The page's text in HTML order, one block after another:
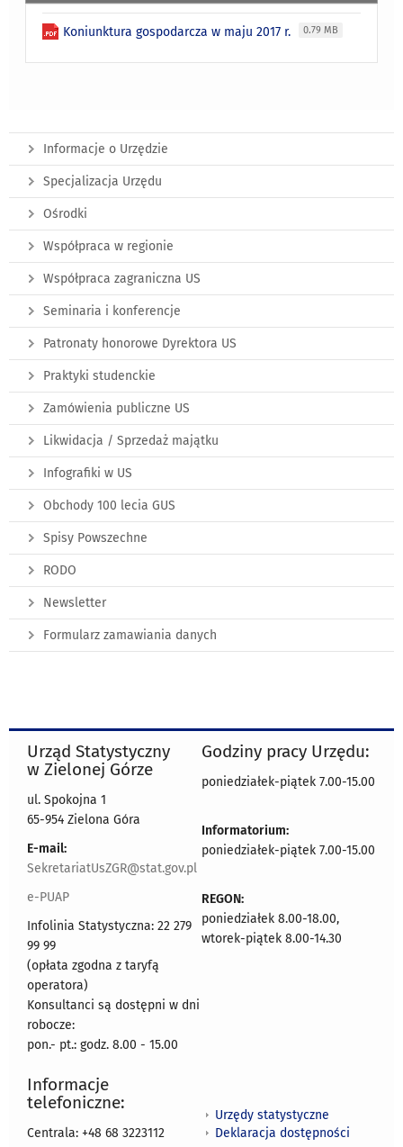
Koniunktura gospodarcza w maju 2017 r. 0.79 MB
Informacje o Urzędzie
Specjalizacja Urzędu
Ośrodki
Współpraca w regionie
Współpraca zagraniczna US
Seminaria i konferencje
Patronaty honorowe Dyrektora US
Praktyki studenckie
Zamówienia publiczne US
Likwidacja / Sprzedaż majątku
Infografiki w US
Obchody 100 lecia GUS
Spisy Powszechne
RODO
Newsletter
Formularz zamawiania danych
Urząd Statystyczny
w Zielonej Górze
ul. Spokojna 1
65-954 Zielona Góra
E-mail:
SekretariatUsZGR@stat.gov.pl
e-PUAP
Infolinia Statystyczna: 22 279
99 99
(opłata zgodna z taryfą
operatora)
Konsultanci są dostępni w dni
robocze:
pon.- pt.: godz. 8.00 - 15.00
Godziny pracy Urzędu:
poniedziałek-piątek 7.00-15.00
Informatorium:
poniedziałek-piątek 7.00-15.00
REGON:
poniedziałek 8.00-18.00,
wtorek-piątek 8.00-14.30
Informacje
telefoniczne:
Centrala: +48 68 3223112
Urzędy statystyczne
Deklaracja dostępności